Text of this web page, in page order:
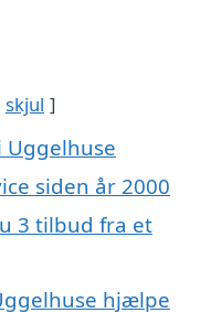
skjul
siden år 2000
3 tilbud fra et
hjælpe